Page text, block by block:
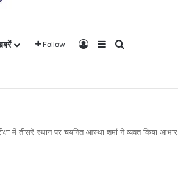
Follow Log InSidebar
में तीसरे स्थान पर चयनित आस्था शर्मा ने व्यक्त किया आभार